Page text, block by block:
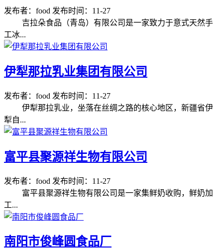
发布者：food 发布时间：11-27
吉拉朵食品（青岛）有限公司是一家致力于意式天然手
工冰...
伊犁那拉乳业集团有限公司
发布者：food 发布时间：11-27
伊犁那拉乳业，坐落在丝绸之路的核心地区，新疆省伊
犁自...
富平县聚源祥生物有限公司
发布者：food 发布时间：11-27
富平县聚源祥生物有限公司是一家集鲜奶收购，鲜奶加
工...
南阳市俊峰圆食品厂